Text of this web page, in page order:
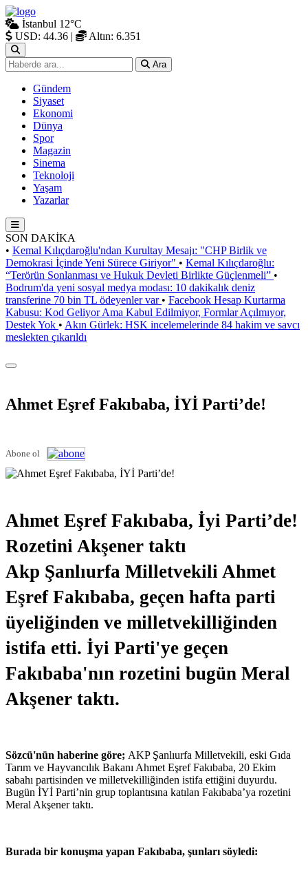
İstanbul 12°C
USD: 44.36 | Altın: 6.351
Ara
Gündem
Siyaset
Ekonomi
Dünya
Spor
Magazin
Sinema
Teknoloji
Yaşam
Yazarlar
SON DAKİKA
• Kemal Kılıçdaroğlu'ndan Kurultay Mesajı: "CHP Birlik ve
Demokrasi İçinde Yeni Sürece Giriyor" • Kemal Kılıçdaroğlu:
“Terörün Sonlanması ve Hukuk Devleti Birlikte Güçlenmeli” •
Bodrum'da yeni sosyal medya modası: 10 dakikalık deniz
transferine 70 bin TL ödeyenler var • Facebook Hesap Kurtarma
Kabusu: Kod Geliyor Ama Kabul Edilmiyor, Formlar Açılmıyor,
Destek Yok • Akın Gürlek: HSK incelemelerinde 84 hakim ve savcı
meslekten çıkarıldı
Ahmet Eşref Fakıbaba, İYİ Parti’de!
Abone ol
Ahmet Eşref Fakıbaba, İyi Parti’de!
Rozetini Akşener taktı
Akp Şanlıurfa Milletvekili Ahmet
Eşref Fakıbaba, geçen hafta parti
üyeliğinden ve milletvekilliğinden
istifa etti. İyi Parti'ye geçen
Fakıbaba'nın rozetini bugün Meral
Akşener taktı.
Sözcü'nün haberine göre; AKP Şanlıurfa Milletvekili, eski Gıda
Tarım ve Hayvancılık Bakanı Ahmet Eşref Fakıbaba, 20 Ekim
sabahı partisinden ve milletvekilliğinden istifa ettiğini duyurdu.
Bugün İYİ Parti’nin grup toplantısına katılan Fakıbaba’ya rozetini
Meral Akşener taktı.
Burada bir konuşma yapan Fakıbaba, şunları söyledi: